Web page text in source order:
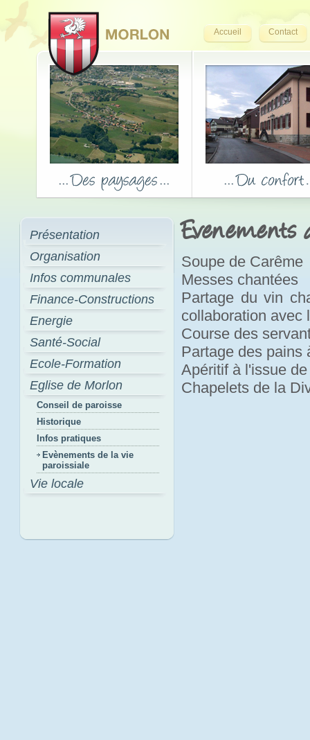
Accueil Contact
Présentation
Organisation
Infos communales
Finance-Constructions
Energie
Santé-Social
Ecole-Formation
Eglise de Morlon
Conseil de paroisse
Historique
Infos pratiques
Evènements de la vie
paroissiale
Vie locale
Evenements
Soupe de Carême
Messes chantées
Partage du vin
collaboration avec
Course des
Partage des pains
Apéritif à l'issue
Chapelets de la